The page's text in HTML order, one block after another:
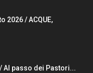
2026 / ACQUE,
Al passo dei Pastori...